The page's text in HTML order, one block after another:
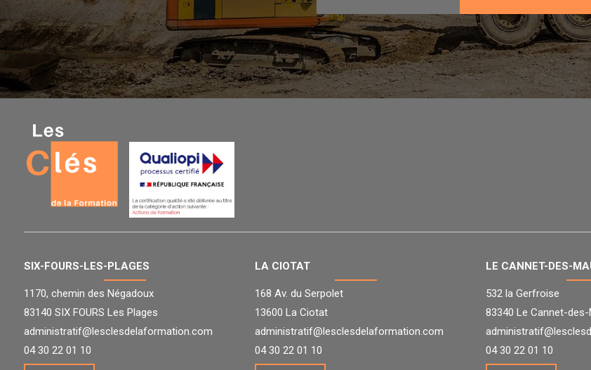
SIX-FOURS-LES-PLAGES
1170, chemin des Négadoux
83140 SIX FOURS Les Plages
administratif@lesclesdelaformation.com
04 30 22 01 10
LA CIOTAT
168 Av. du Serpolet
13600 La Ciotat
administratif@lesclesdelaformation.com
04 30 22 01 10
LE CANNET-DES-
532 la Gerfroise
83340 Le Cannet-des-
04 30 22 01 10